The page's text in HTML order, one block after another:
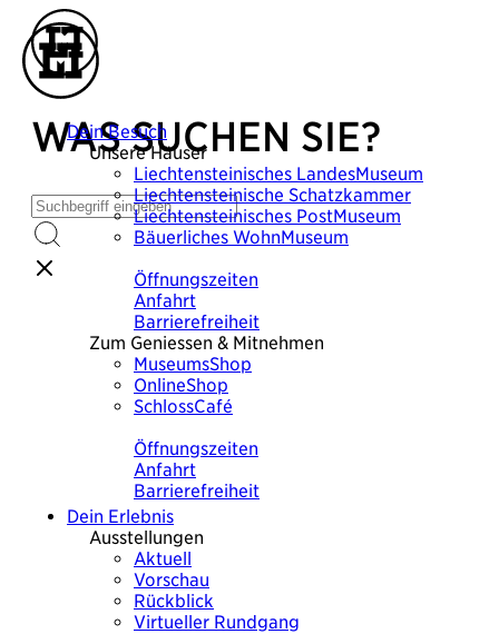
Dein Besuch
Unsere Häuser
Liechtensteinisches LandesMuseum
Liechtensteinische Schatzkammer
Liechtensteinisches PostMuseum
Bäuerliches WohnMuseum
Öffnungszeiten
Anfahrt
Barrierefreiheit
Zum Geniessen & Mitnehmen
MuseumsShop
OnlineShop
SchlossCafé
Öffnungszeiten
Anfahrt
Barrierefreiheit
Dein Erlebnis
Ausstellungen
Aktuell
Vorschau
Rückblick
Virtueller Rundgang
WAS SUCHEN SIE?